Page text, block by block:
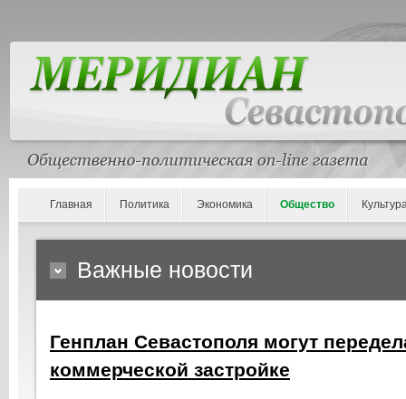
Главная Политика Экономика Общество
Важные новости
Генплан Севастополя могут
коммерческой застройке